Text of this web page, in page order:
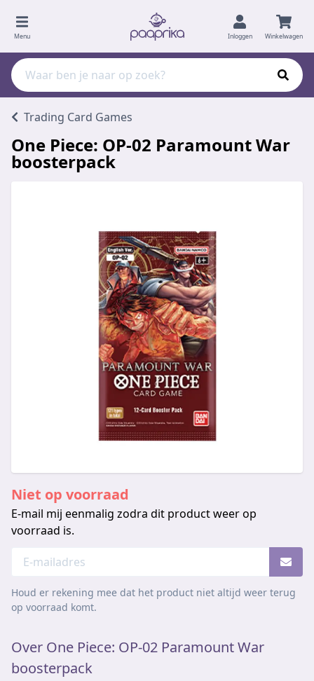
Menu Inloggen Winkelwagen
Trading Card Games
One Piece: OP-02 Paramount War
boosterpack
Niet op voorraad
E-mail mij eenmalig zodra dit product weer op
voorraad is.
Houd er rekening mee dat het product niet altijd weer terug
op voorraad komt.
Over One Piece: OP-02 Paramount War
boosterpack